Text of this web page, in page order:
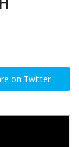
on Twitter